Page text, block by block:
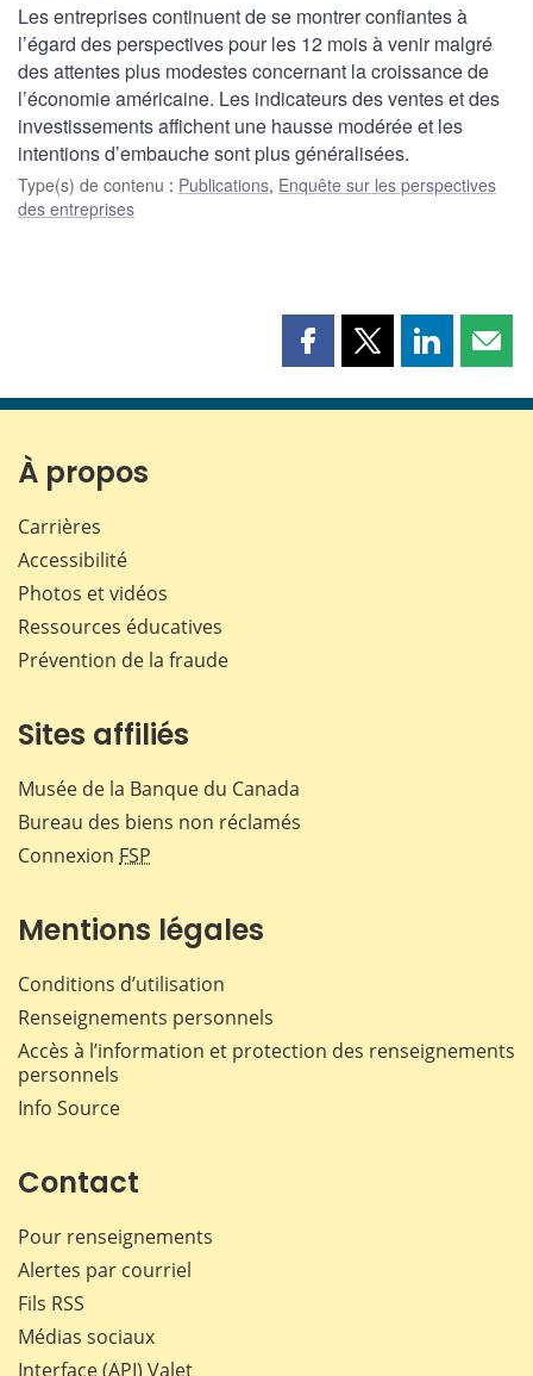
Les entreprises continuent de se montrer confiantes à
l’égard des perspectives pour les 12 mois à venir malgré
des attentes plus modestes concernant la croissance de
l’économie américaine. Les indicateurs des ventes et des
investissements affichent une hausse modérée et les
intentions d’embauche sont plus généralisées.
Type(s) de contenu : Publications, Enquête sur les perspectives
des entreprises
Partager
page
Partager
page
Partager
page page
À propos
Carrières
Accessibilité
Photos et vidéos
Ressources éducatives
Prévention de la fraude
Sites affiliés
Musée de la Banque du Canada
Bureau des biens non réclamés
Connexion FSP
Mentions légales
Conditions d’utilisation
Renseignements personnels
Accès à l’information et protection des renseignements
personnels
Info Source
Contact
Pour renseignements
Alertes par courriel
Fils RSS
Médias sociaux
Interface (API) Valet